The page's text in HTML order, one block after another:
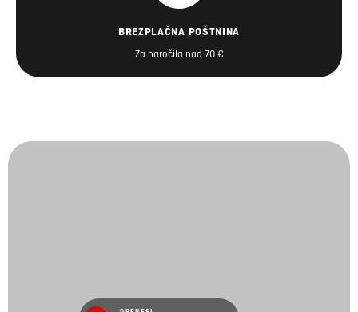
BREZPLAČNA POŠTNINA
Za naročila nad 70 €